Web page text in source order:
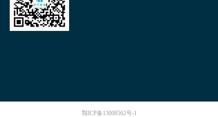
鄂ICP备13008562号-1